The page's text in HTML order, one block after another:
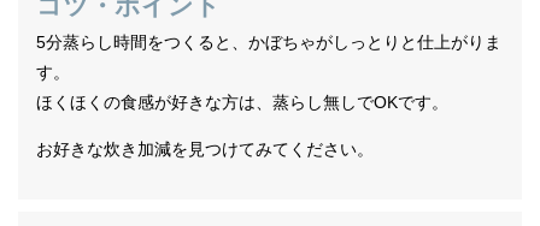
5分蒸らし時間をつくると、かぼちゃがしっとりと仕上がりま
す。
ほくほくの食感が好きな方は、蒸らし無しでOKです。
お好きな炊き加減を見つけてみてください。